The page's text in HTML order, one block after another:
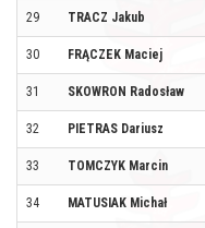
29 TRACZ Jakub
30 FRĄCZEK Maciej
31 SKOWRON Radosław
32 PIETRAS Dariusz
33 TOMCZYK Marcin
34 MATUSIAK Michał